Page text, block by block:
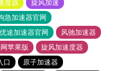
度器
旋风加速
急加速器官网
优途加速器官网
风驰加速器
苹果版
旋风加速度器
口
原子加速器